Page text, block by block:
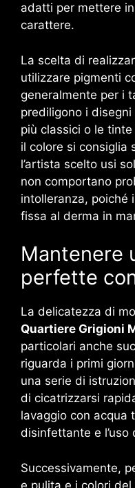
adatti per mettere
carattere.
La scelta di
utilizzare pigmenti
generalmente per i
prediligono i
più classici o le
il colore si consiglia
l’artista scelto usi
non comportano
intolleranza, poiché
fissa al derma in
Mantenere
perfette
La delicatezza di
Quartiere Grigioni
particolari anche
riguarda i primi
una serie di
di cicatrizzarsi
lavaggio con acqua
disinfettante e
Successivamente,
e pulita e i colori